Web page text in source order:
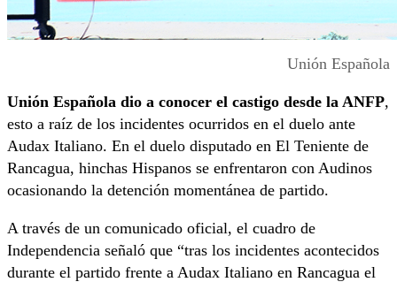
Unión Española
Unión Española dio a conocer el castigo desde la ANFP,
esto a raíz de los incidentes ocurridos en el duelo ante
Audax Italiano. En el duelo disputado en El Teniente de
Rancagua, hinchas Hispanos se enfrentaron con Audinos
ocasionando la detención momentánea de partido.
A través de un comunicado oficial, el cuadro de
Independencia señaló que “tras los incidentes acontecidos
durante el partido frente a Audax Italiano en Rancagua el